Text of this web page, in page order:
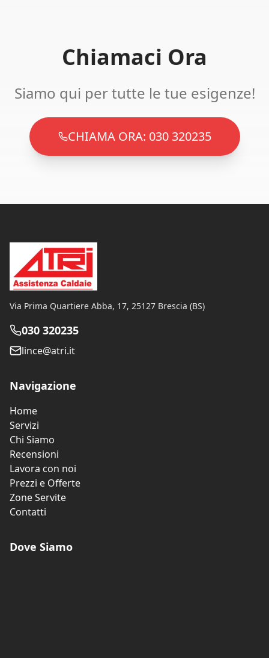
Chiamaci Ora
Siamo qui per tutte le tue esigenze!
CHIAMA ORA: 030 320235
Via Prima Quartiere Abba, 17, 25127 Brescia (BS)
030 320235
lince@atri.it
Navigazione
Home
Servizi
Chi Siamo
Recensioni
Lavora con noi
Prezzi e Offerte
Zone Servite
Contatti
Dove Siamo